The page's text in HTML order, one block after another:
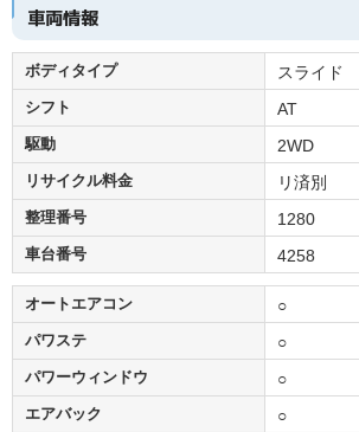
車両情報
ボディタイプ スライド
シフト AT
駆動 2WD
リサイクル料金 リ済別
整理番号 1280
車台番号 4258
オートエアコン ○
パワステ ○
パワーウィンドウ ○
エアバック ○